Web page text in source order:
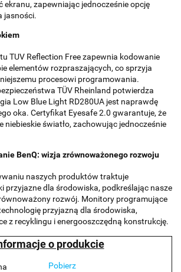
ekranu, zapewniając jednocześnie opcję
jasności.
TUV Reflection Free zapewnia kodowanie
elementów rozpraszających, co sprzyja
procesowi programowania.
TÜV Rheinland potwierdza
Low Blue Light RD280UA jest naprawdę
oka. Certyfikat Eyesafe 2.0 gwarantuje, że
niebieskie światło, zachowując jednocześnie
BenQ: wizja zrównoważonego rozwoju
naszych produktów traktuje
przyjazne dla środowiska, podkreślając nasze
rozwój. Monitory programujące
przyjazną dla środowiska,
z recyklingu i energooszczędną konstrukcję.
o produkcie
Pobierz